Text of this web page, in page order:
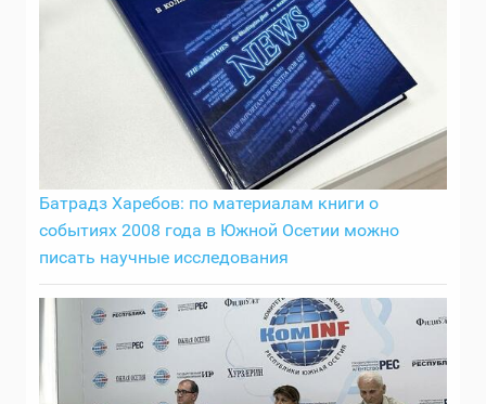
Батрадз Харебов: по материалам книги о
событиях 2008 года в Южной Осетии можно
писать научные исследования